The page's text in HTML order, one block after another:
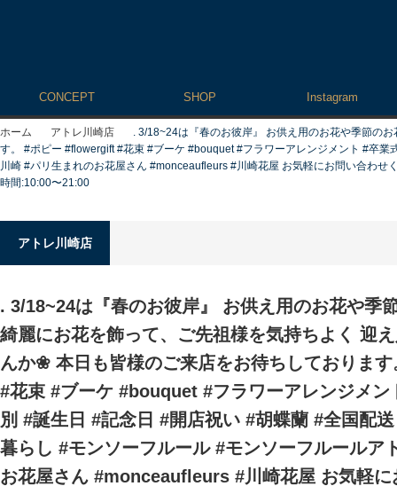
CONCEPT SHOP Instagram
ホーム アトレ川崎店
. 3/18~24は『春のお彼岸』 お供え用のお花や季節の
す。 #ポピー #flowergift #花束 #ブーケ #bouquet #フラワーアレンジメント #卒
川崎 #パリ生まれのお花屋さん #monceaufleurs #川崎花屋 お気軽にお問い合わ
時間:10:00〜21:00
アトレ川崎店
. 3/18~24は『春のお彼岸』 お供え用のお花や季
綺麗にお花を飾って、ご先祖様を気持ちよく 迎
んか❀ 本日も皆様のご来店をお待ちしておりま
#花束 #ブーケ #bouquet #フラワーアレンジメン
別 #誕生日 #記念日 #開店祝い #胡蝶蘭 #全国配
暮らし #モンソーフルール #モンソーフルールア
お花屋さん #monceaufleurs #川崎花屋 お気軽に